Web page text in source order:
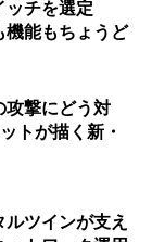
チを選定
機能もちょうど
攻撃にどう対
トが描く新・
ツインが支え